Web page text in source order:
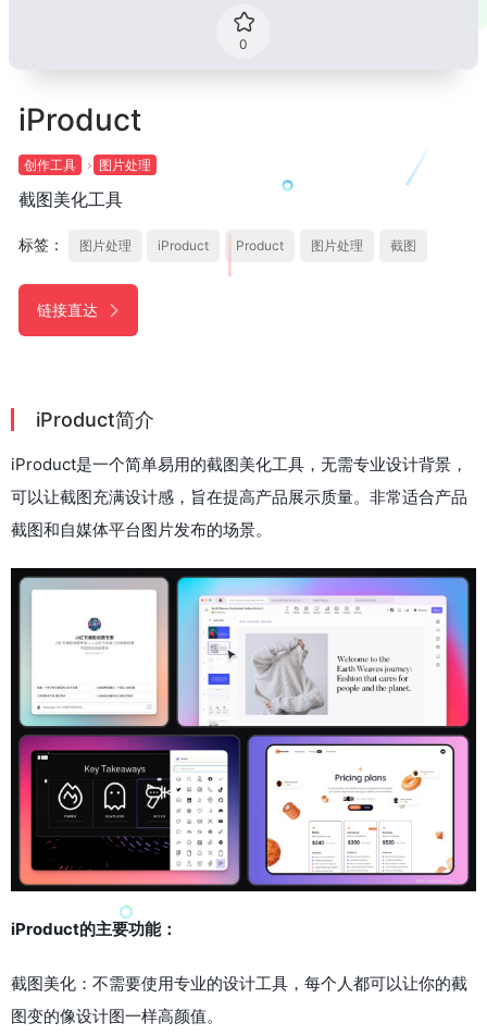
0
iProduct
创作工具 图片处理
截图美化工具
标签： 图片处理 iProduct Product 图片处理 截图
链接直达
iProduct简介
iProduct是一个简单易用的截图美化工具，无需专业设计背景，
可以让截图充满设计感，旨在提高产品展示质量。非常适合产品
截图和自媒体平台图片发布的场景。
iProduct的主要功能：
截图美化：不需要使用专业的设计工具，每个人都可以让你的截
图变的像设计图一样高颜值。